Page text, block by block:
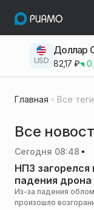
USD
Доллар
82,17 ₽
Главная Все теги
Все
Сегодня 08:48
НПЗ загорелся
падения дрона
Из-за падения
произошло